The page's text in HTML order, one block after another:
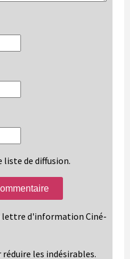
de diffusion.
lettre d'information Ciné-
les indésirables.